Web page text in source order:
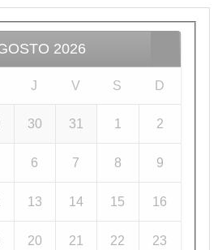
2026
J V S D
30 31 1 2
6 7 8 9
13 14 15 16
20 21 22 23